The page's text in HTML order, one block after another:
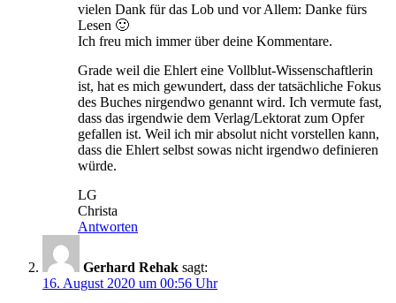
vielen Dank für das Lob und vor Allem: Danke fürs
Lesen 🙂
Ich freu mich immer über deine Kommentare.
Grade weil die Ehlert eine Vollblut-Wissenschaftlerin
ist, hat es mich gewundert, dass der tatsächliche Fokus
des Buches nirgendwo genannt wird. Ich vermute fast,
dass das irgendwie dem Verlag/Lektorat zum Opfer
gefallen ist. Weil ich mir absolut nicht vorstellen kann,
dass die Ehlert selbst sowas nicht irgendwo definieren
würde.
LG
Christa
Antworten
Gerhard Rehak sagt:
16. August 2020 um 00:56 Uhr